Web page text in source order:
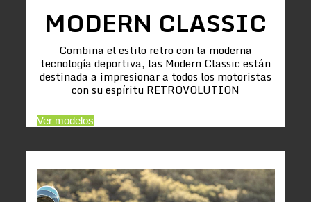
MODERN CLASSIC
Combina el estilo retro con la moderna
tecnología deportiva, las Modern Classic están
destinada a impresionar a todos los motoristas
con su espíritu RETROVOLUTION
Ver modelos